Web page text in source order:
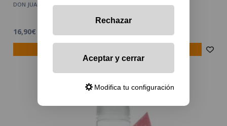
DON JUAN CHURRO 100ml + Nicokits Gratis - Kings Crest
16,90€
Rechazar
Aceptar y cerrar
Modifica tu configuración